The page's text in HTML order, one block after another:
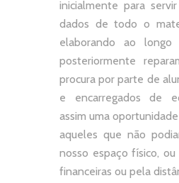
inicialmente para
dados de todo o
elaborando ao longo
posteriormente
procura por parte de
e encarregados de
assim uma
aqueles que não
nosso espaço físico,
financeiras ou pela